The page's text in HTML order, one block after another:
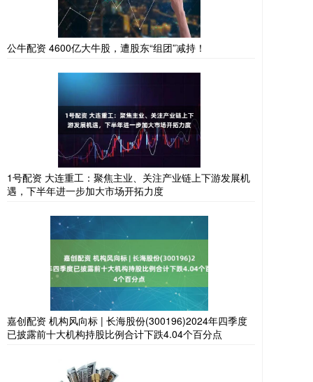
公牛配资 4600亿大牛股，遭股东“组团”减持！
1号配资 大连重工：聚焦主业、关注产业链上下游发展机
遇，下半年进一步加大市场开拓力度
嘉创配资 机构风向标 | 长海股份(300196)2024年四季度
已披露前十大机构持股比例合计下跌4.04个百分点